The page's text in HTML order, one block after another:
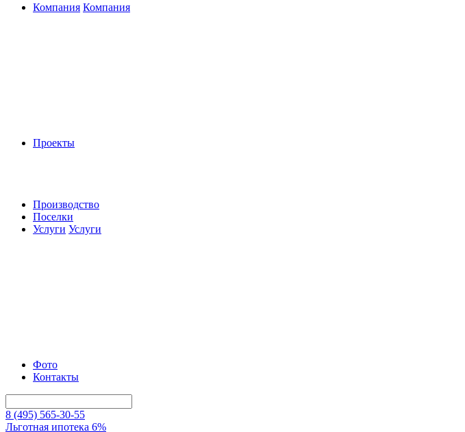
Компания Компания
Проекты
Производство
Поселки
Услуги Услуги
Фото
Контакты
8 (495) 565-30-55
Льготная ипотека 6%